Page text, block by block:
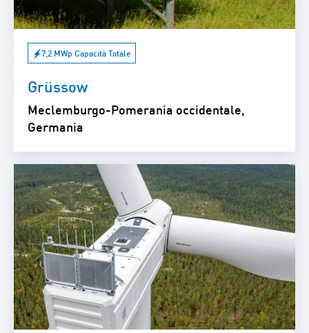
7,2 MWp Capacità Totale
Grüssow
Meclemburgo-Pomerania occidentale,
Germania